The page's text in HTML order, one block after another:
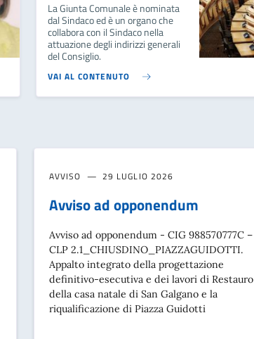
La Giunta Comunale è nominata
dal Sindaco ed è un organo che
collabora con il Sindaco nella
attuazione degli indirizzi generali
del Consiglio.
VAI AL CONTENUTO
AVVISO 29 LUGLIO 2026
Avviso ad opponendum
Avviso ad opponendum - CIG 988570777C –
CLP 2.1_CHIUSDINO_PIAZZAGUIDOTTI.
Appalto integrato della progettazione
definitivo-esecutiva e dei lavori di Restauro
della casa natale di San Galgano e la
riqualificazione di Piazza Guidotti